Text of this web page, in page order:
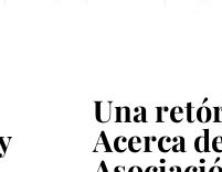
Una
Acerca